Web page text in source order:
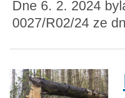
Dne 6. 2. 2024
0027/R02/24 ze